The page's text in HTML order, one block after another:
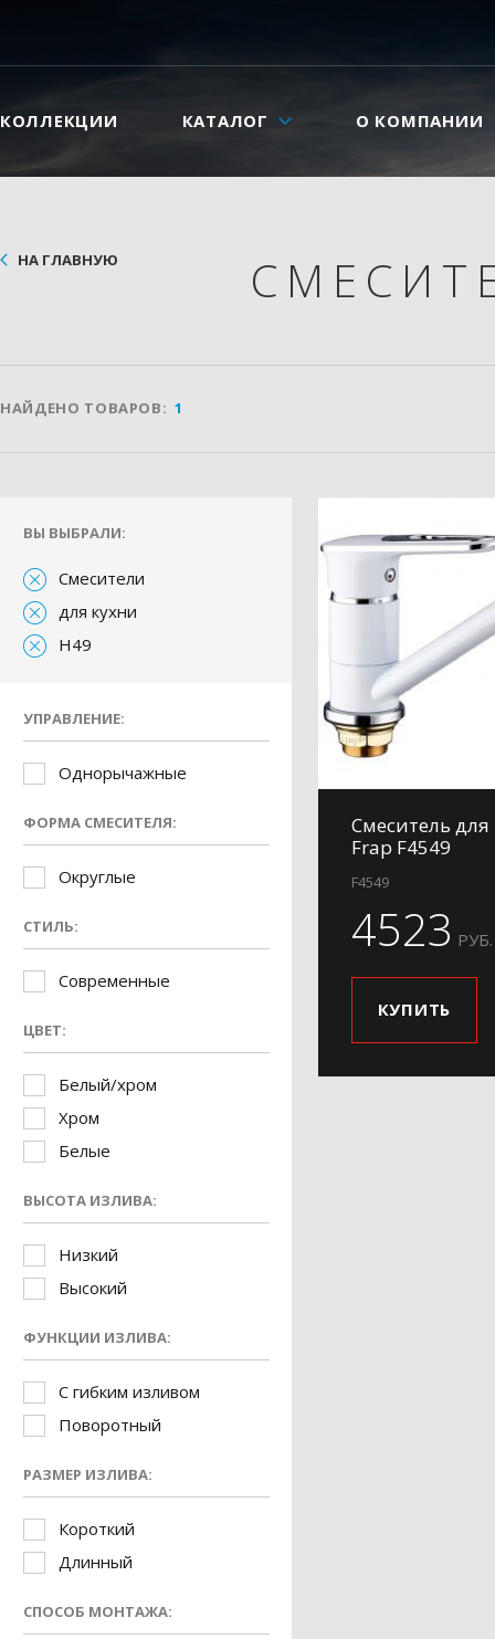
КОЛЛЕКЦИИ КАТАЛОГ О КОМПАНИИ
НА ГЛАВНУЮ
НАЙДЕНО ТОВАРОВ: 1
ВЫ ВЫБРАЛИ:
Смесители
для кухни
H49
УПРАВЛЕНИЕ:
Однорычажные
ФОРМА СМЕСИТЕЛЯ:
Округлые
СТИЛЬ:
Современные
ЦВЕТ:
Белый/хром
Хром
Белые
ВЫСОТА ИЗЛИВА:
Низкий
Высокий
ФУНКЦИИ ИЗЛИВА:
С гибким изливом
Поворотный
РАЗМЕР ИЗЛИВА:
Короткий
Длинный
СПОСОБ МОНТАЖА:
Смеситель для
Frap F4549
F4549
4523 РУБ.
КУПИТЬ